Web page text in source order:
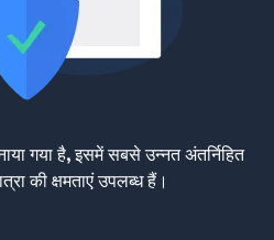
गया है, इसमें सबसे उन्नत अंतर्निहित
की क्षमताएं उपलब्ध हैं।